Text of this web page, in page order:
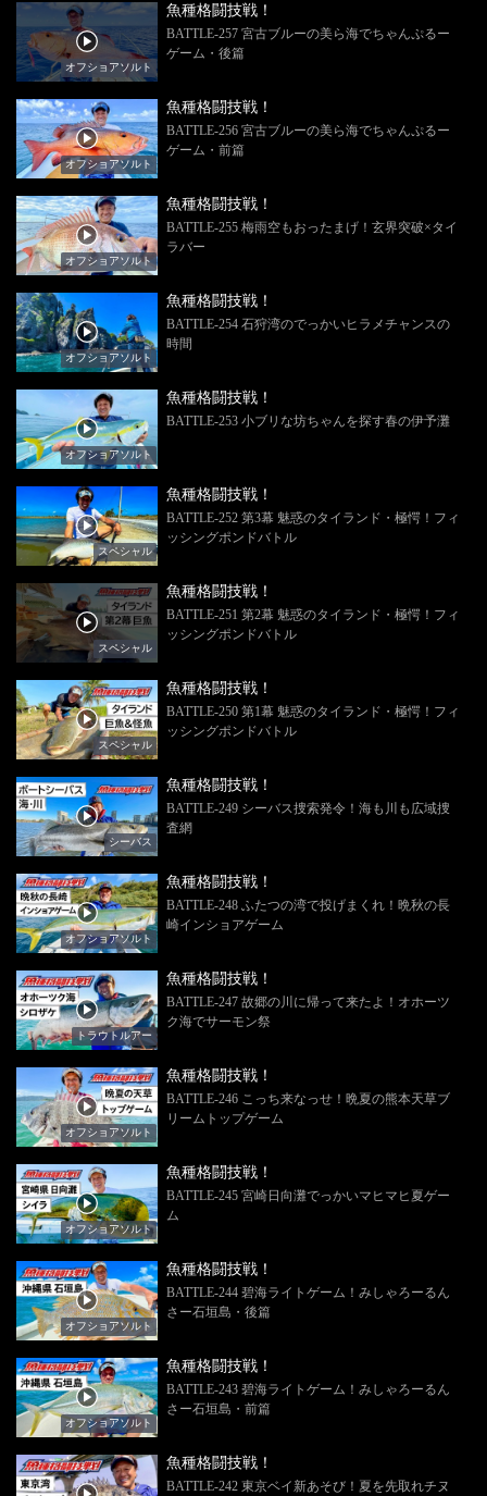
オフショアソルト
魚種格闘技戦！
BATTLE-257 宮古ブルーの美ら海でちゃんぷるー
ゲーム・後篇
オフショアソルト
魚種格闘技戦！
BATTLE-256 宮古ブルーの美ら海でちゃんぷるー
ゲーム・前篇
オフショアソルト
魚種格闘技戦！
BATTLE-255 梅雨空もおったまげ！玄界突破×タイ
ラバー
オフショアソルト
魚種格闘技戦！
BATTLE-254 石狩湾のでっかいヒラメチャンスの
時間
オフショアソルト
魚種格闘技戦！
BATTLE-253 小ブリな坊ちゃんを探す春の伊予灘
スペシャル
魚種格闘技戦！
BATTLE-252 第3幕 魅惑のタイランド・極愕！フィ
ッシングポンドバトル
スペシャル
魚種格闘技戦！
BATTLE-251 第2幕 魅惑のタイランド・極愕！フィ
ッシングポンドバトル
スペシャル
魚種格闘技戦！
BATTLE-250 第1幕 魅惑のタイランド・極愕！フィ
ッシングポンドバトル
シーバス
魚種格闘技戦！
BATTLE-249 シーバス捜索発令！海も川も広域捜
査網
オフショアソルト
魚種格闘技戦！
BATTLE-248 ふたつの湾で投げまくれ！晩秋の長
崎インショアゲーム
トラウトルアー
魚種格闘技戦！
BATTLE-247 故郷の川に帰って来たよ！オホーツ
ク海でサーモン祭
オフショアソルト
魚種格闘技戦！
BATTLE-246 こっち来なっせ！晩夏の熊本天草ブ
リームトップゲーム
オフショアソルト
魚種格闘技戦！
BATTLE-245 宮崎日向灘でっかいマヒマヒ夏ゲー
ム
オフショアソルト
魚種格闘技戦！
BATTLE-244 碧海ライトゲーム！みしゃろーるん
さー石垣島・後篇
オフショアソルト
魚種格闘技戦！
BATTLE-243 碧海ライトゲーム！みしゃろーるん
さー石垣島・前篇
魚種格闘技戦！
BATTLE-242 東京ベイ新あそび！夏を先取れチヌ